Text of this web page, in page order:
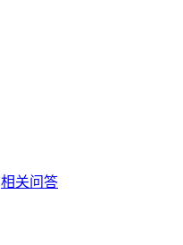
相关问答